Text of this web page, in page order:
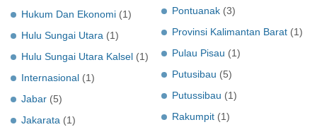
Hukum Dan Ekonomi (1)
Hulu Sungai Utara (1)
Hulu Sungai Utara Kalsel (1)
Internasional (1)
Jabar (5)
Jakarata (1)
Pontuanak (3)
Provinsi Kalimantan Barat (1)
Pulau Pisau (1)
Putusibau (5)
Putussibau (1)
Rakumpit (1)